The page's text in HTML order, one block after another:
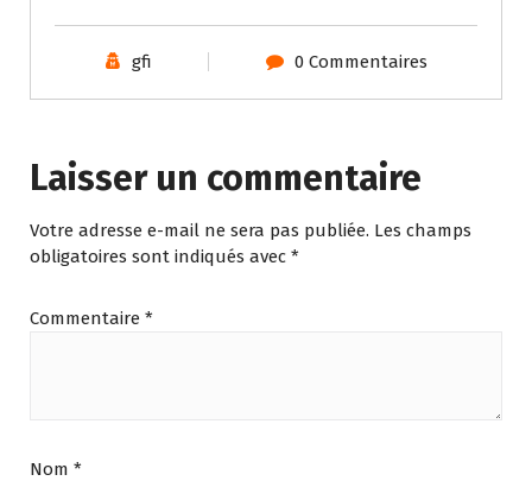
gfi 0 Commentaires
Laisser un commentaire
Votre adresse e-mail ne sera pas publiée. Les champs
obligatoires sont indiqués avec *
Commentaire *
Nom *